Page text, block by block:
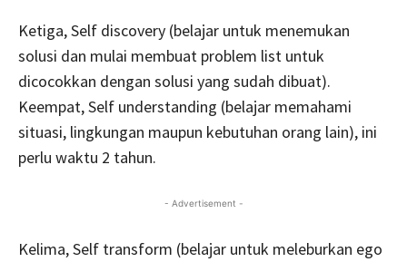
Ketiga, Self discovery (belajar untuk menemukan
solusi dan mulai membuat problem list untuk
dicocokkan dengan solusi yang sudah dibuat).
Keempat, Self understanding (belajar memahami
situasi, lingkungan maupun kebutuhan orang lain), ini
perlu waktu 2 tahun.
- Advertisement -
Kelima, Self transform (belajar untuk meleburkan ego